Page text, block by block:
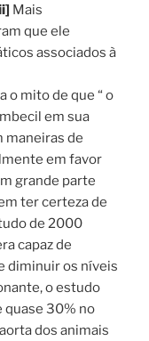
Mais
que ele
associados à
o mito de que “ o
em sua
maneiras de
em favor
grande parte
ter certeza de
de 2000
capaz de
diminuir os níveis
o estudo
quase 30% no
dos animais